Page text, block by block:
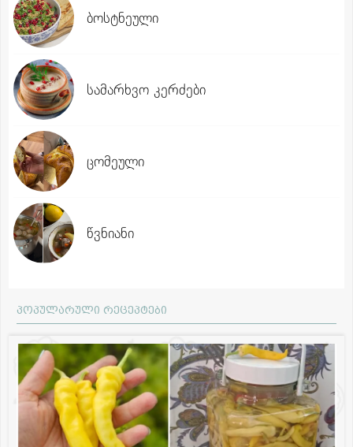
ბოსტნეული
სამარხვო კერძები
ცომეული
წვნიანი
პოპულარული რეცეპტები